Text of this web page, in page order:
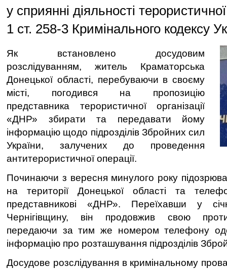
у сприянні діяльності терористичної
1 ст. 258-3 Кримінального кодексу
Як встановлено досудовим
розслідуванням, житель Краматорська
Донецької області, перебуваючи в своєму
місті, погодився на пропозицію
представника терористичної організації
«ДНР» збирати та передавати йому
інформацію щодо підрозділів Збройних сил
України, залучених до проведення
антитерористичної операції.
Починаючи з вересня минулого року
на території Донецької області та
представникові «ДНР». Переїхавши у
Чернігівщину, він продовжив свою
передаючи за тим же номером телефону
інформацію про розташування підрозділів
Досудове розслідування в кримінальному